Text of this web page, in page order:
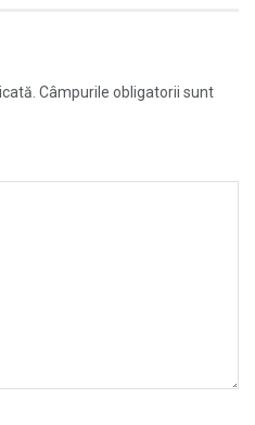
Câmpurile obligatorii sunt